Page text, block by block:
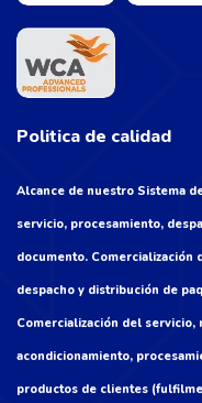
Politica de calidad
Alcance de nuestro Sistema
servicio, procesamiento,
documento.
despacho y distribución de
Comercialización del servicio,
acondicionamiento,
productos de clientes